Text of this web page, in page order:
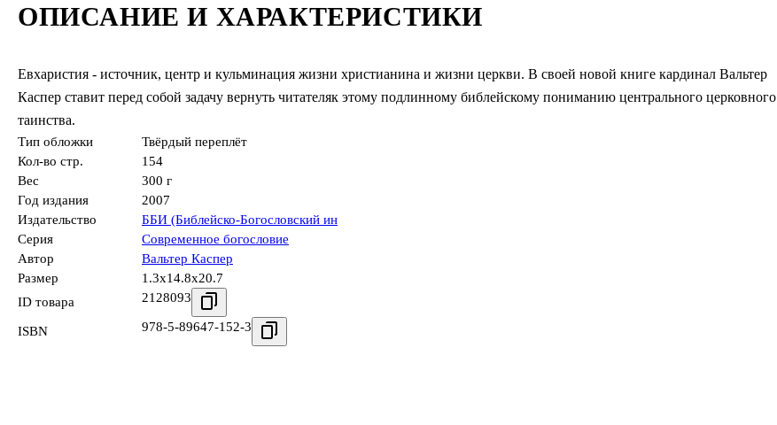
ОПИСАНИЕ И ХАРАКТЕРИСТИКИ
Евхаристия - источник, центр и кульминация жизни христианина и жизни церкви. В своей новой книге кардинал Вальтер
Каспер ставит перед собой задачу вернуть читателяк этому подлинному библейскому пониманию центрального церковного
таинства.
Тип обложки
Твёрдый переплёт
Кол-во стр.
154
Вес
300 г
Год издания
2007
Издательство
ББИ (Библейско-Богословский ин
Серия
Современное богословие
Автор
Вальтер Каспер
Размер
1.3x14.8x20.7
ID товара
2128093
ISBN 978-5-89647-152-3